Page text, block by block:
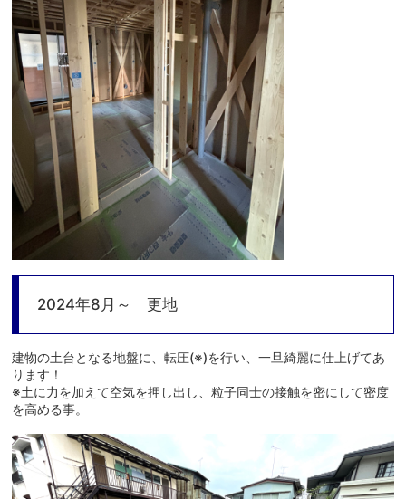
2024年8月～ 更地
建物の土台となる地盤に、転圧(※)を行い、一旦綺麗に仕上げてあ
ります！
※土に力を加えて空気を押し出し、粒子同士の接触を密にして密度
を高める事。